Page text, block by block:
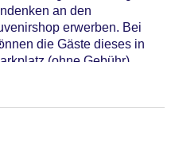
an den
erwerben. Bei
die Gäste dieses in
(ohne Gebühr)
eigener Shuttlebus.